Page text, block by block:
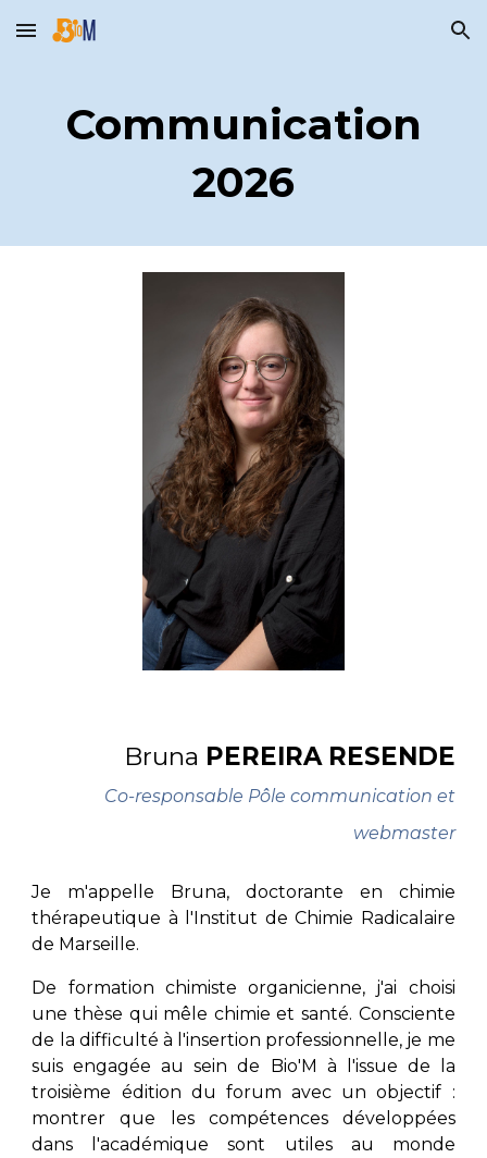
Skip to main content Skip to navigation
Communication
2026
Bruna PEREIRA RESENDE
Co-responsable Pôle communication et
webmaster
Je m'appelle Bruna, doctorante en chimie
thérapeutique à l'Institut de Chimie Radicalaire
de Marseille.
De formation chimiste organicienne, j'ai choisi
une thèse qui mêle chimie et santé. Consciente
de la difficulté à l'insertion professionnelle, je me
suis engagée au sein de Bio'M à l'issue de la
troisième édition du forum avec un objectif :
montrer que les compétences développées
dans l'académique sont utiles au monde